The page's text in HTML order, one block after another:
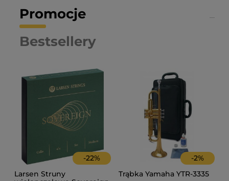
Promocje
Bestsellery
-22%
Larsen Struny
-2%
Trąbka Yamaha YTR-3335